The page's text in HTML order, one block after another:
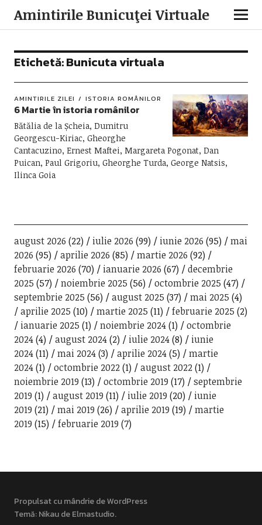
Amintirile Bunicuţei Virtuale
Etichetă:Bunicuta virtuala
AMINTIRILE ZILEI ISTORIA ROMÂNILOR
6 Martie în istoria românilor
Bătălia de la Șcheia, Dumitru
Georgescu-Kiriac, Gheorghe
Cantacuzino, Ernest Maftei, Margareta Pogonat, Dan
Puican, Paul Grigoriu, Gheorghe Turda, George Natsis,
Ilinca Goia
august 2026 (22) iulie 2026 (99) iunie 2026 (95)
mai
2026 (95) aprilie 2026 (85) martie 2026 (92)
februarie 2026 (70) ianuarie 2026 (67)
decembrie
2025 (57) noiembrie 2025 (56) octombrie 2025 (47)
septembrie 2025 (56) august 2025 (37) mai 2025 (4)
aprilie 2025 (10) martie 2025 (11) februarie 2025 (2)
ianuarie 2025 (1) noiembrie 2024(1)
octombrie
2024(4) august 2024(2) iulie 2024(8)
iunie
2024(11) mai 2024(3) aprilie 2024(5)
martie
2024(1) octombrie 2022(1) august 2022(1)
noiembrie 2019 (13) octombrie 2019 (17)
septembrie
2019 (1) august 2019 (11) iulie 2019 (20)
iunie
2019 (21) mai 2019 (26) aprilie 2019 (19)
martie
2019 (15) februarie 2019 (7)
Propulsat cu mândrie de WordPress
Temă: Nikau deElmastudio.